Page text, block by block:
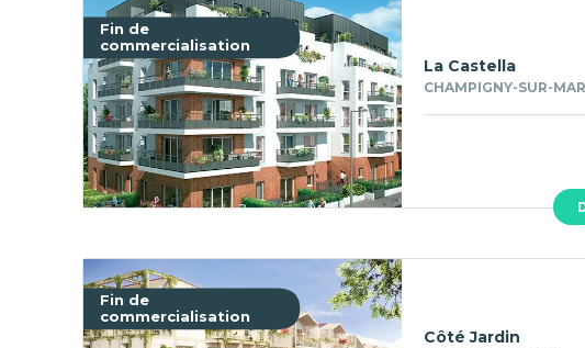
Fin de
commercialisation
La Castella
CHAMPIGNY-SUR-
Fin de
commercialisation
Côté Jardin